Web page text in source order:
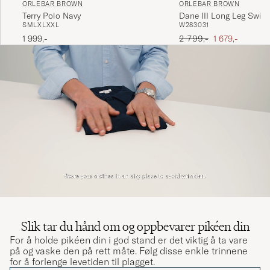
ORLEBAR BROWN
Terry Polo Navy
SMLXLXXL
1 999,-
ORLEBAR BROWN
Dane III Long Leg
Black
W283031
Ordinær pris
2 799,- Nedsatt pris
1 679,-
Slik tar du hånd om og oppbevarer pikéen din
For å holde pikéen din i god stand er det viktig å ta vare
på og vaske den på rett måte. Følg disse enkle trinnene
for å forlenge levetiden til plagget.